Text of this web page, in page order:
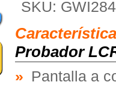
SKU:
Probador
Pantalla a